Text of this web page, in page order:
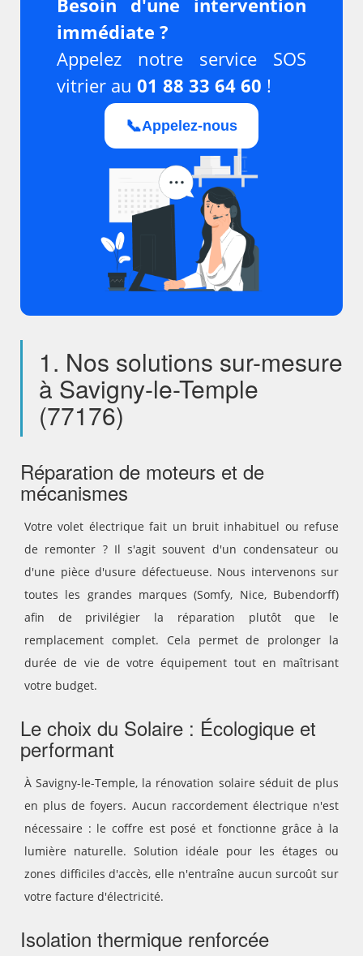
Besoin d'une intervention
immédiate ?
Appelez notre service SOS
vitrier au 01 88 33 64 60 !
📞Appelez-nous
1. Nos solutions sur-mesure
à Savigny-le-Temple
(77176)
Réparation de moteurs et de
mécanismes
Votre volet électrique fait un bruit inhabituel ou refuse
de remonter ? Il s'agit souvent d'un condensateur ou
d'une pièce d'usure défectueuse. Nous intervenons sur
toutes les grandes marques (Somfy, Nice, Bubendorff)
afin de privilégier la réparation plutôt que le
remplacement complet. Cela permet de prolonger la
durée de vie de votre équipement tout en maîtrisant
votre budget.
Le choix du Solaire : Écologique et
performant
À Savigny-le-Temple, la rénovation solaire séduit de plus
en plus de foyers. Aucun raccordement électrique n'est
nécessaire : le coffre est posé et fonctionne grâce à la
lumière naturelle. Solution idéale pour les étages ou
zones difficiles d'accès, elle n'entraîne aucun surcoût sur
votre facture d'électricité.
Isolation thermique renforcée